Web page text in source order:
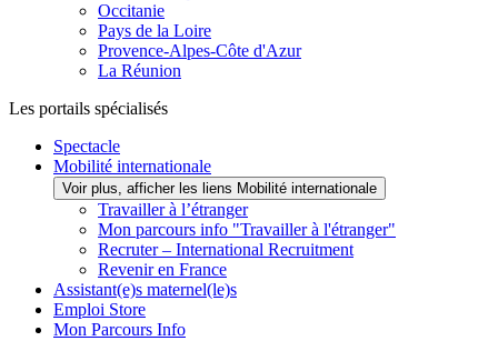
Occitanie
Pays de la Loire
Provence-Alpes-Côte d'Azur
La Réunion
Les portails spécialisés
Spectacle
Mobilité internationale
Voir plus, afficher les liens Mobilité internationale
Travailler à l’étranger
Mon parcours info "Travailler à l'étranger"
Recruter – International Recruitment
Revenir en France
Assistant(e)s maternel(le)s
Emploi Store
Mon Parcours Info